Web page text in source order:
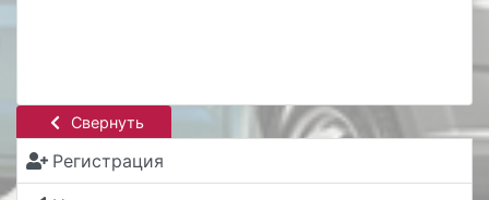
Свернуть
Регистрация